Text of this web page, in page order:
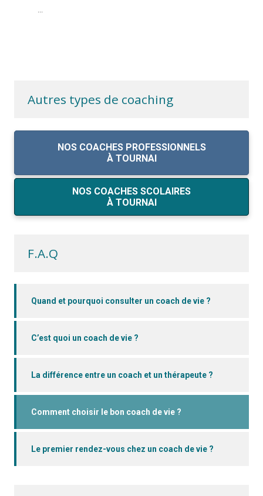
...
Autres types de coaching
NOS COACHES PROFESSIONNELS
À TOURNAI
NOS COACHES SCOLAIRES
À TOURNAI
F.A.Q
Quand et pourquoi consulter un coach de vie ?
C’est quoi un coach de vie ?
La différence entre un coach et un thérapeute ?
Comment choisir le bon coach de vie ?
Le premier rendez-vous chez un coach de vie ?